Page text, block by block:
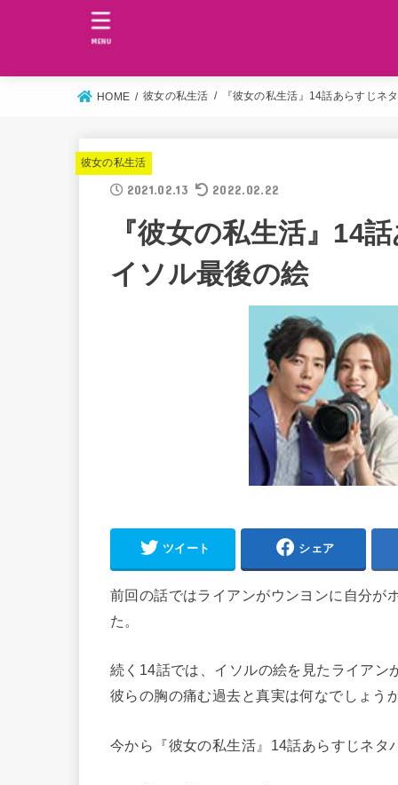
MENU
HOME 彼女の私生活 『彼女の私生活』14話あらすじネ
彼女の私生活
2021.02.13 2022.02.22
『彼女の私生活』14
イソル最後の絵
ツイート シェア
前回の話ではライアンがウンヨンに自分が
た。
続く14話では、イソルの絵を見たライア
彼らの胸の痛む過去と真実は何なでしょう
今から『彼女の私生活』14話あらすじネタ